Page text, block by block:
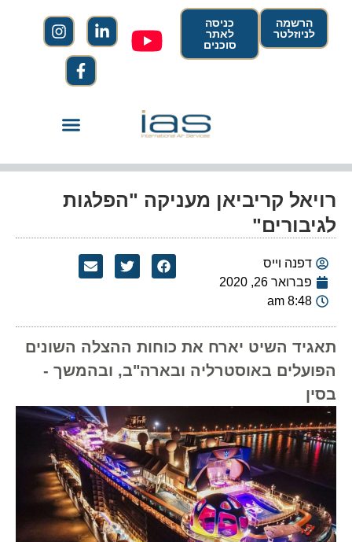
הרשמה
לניוזלטר
כניסה
לאתר
סוכנים
רויאל קריביאן מעניקה "הפלגות
לגיבורים"
דפנה וייס
פברואר 26, 2020
8:48 am
תאגיד השיט יארח את כוחות ההצלה השונים
הפועלים באוסטרליה ובארה"ב, ובהמשך -
בסין